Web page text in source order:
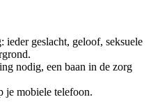
geslacht, geloof, seksuele
nodig, een baan in de zorg
je mobiele telefoon.